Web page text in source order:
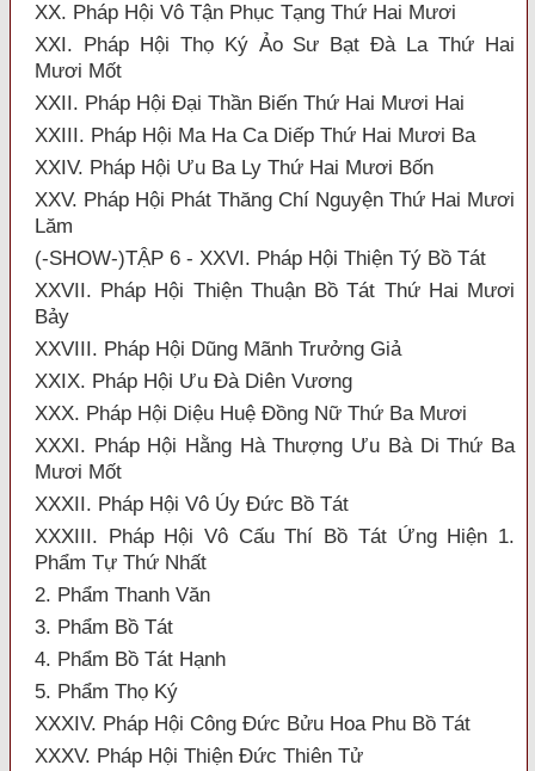
XX. Pháp Hội Vô Tận Phục Tạng Thứ Hai Mươi
XXI. Pháp Hội Thọ Ký Ảo Sư Bạt Đà La Thứ Hai
Mươi Mốt
XXII. Pháp Hội Đại Thần Biến Thứ Hai Mươi Hai
XXIII. Pháp Hội Ma Ha Ca Diếp Thứ Hai Mươi Ba
XXIV. Pháp Hội Ưu Ba Ly Thứ Hai Mươi Bốn
XXV. Pháp Hội Phát Thăng Chí Nguyện Thứ Hai Mươi
Lăm
(-SHOW-)TẬP 6 - XXVI. Pháp Hội Thiện Tý Bồ Tát
XXVII. Pháp Hội Thiện Thuận Bồ Tát Thứ Hai Mươi
Bảy
XXVIII. Pháp Hội Dũng Mãnh Trưởng Giả
XXIX. Pháp Hội Ưu Đà Diên Vương
XXX. Pháp Hội Diệu Huệ Đồng Nữ Thứ Ba Mươi
XXXI. Pháp Hội Hằng Hà Thượng Ưu Bà Di Thứ Ba
Mươi Mốt
XXXII. Pháp Hội Vô Úy Đức Bồ Tát
XXXIII. Pháp Hội Vô Cấu Thí Bồ Tát Ứng Hiện 1.
Phẩm Tự Thứ Nhất
2. Phẩm Thanh Văn
3. Phẩm Bồ Tát
4. Phẩm Bồ Tát Hạnh
5. Phẩm Thọ Ký
XXXIV. Pháp Hội Công Đức Bửu Hoa Phu Bồ Tát
XXXV. Pháp Hội Thiện Đức Thiên Tử